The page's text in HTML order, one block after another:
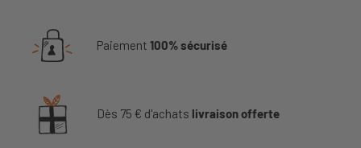
Paiement 100% sécurisé
Dès 75 € d'achats livraison offerte